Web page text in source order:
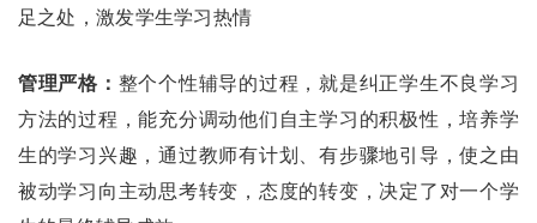
足之处，激发学生学习热情
管理严格： 整个个性辅导的过程，就是纠正学生不良学习
方法的过程，能充分调动他们自主学习的积极性，培养学
生的学习兴趣，通过教师有计划、有步骤地引导，使之由
被动学习向主动思考转变，态度的转变，决定了对一个学